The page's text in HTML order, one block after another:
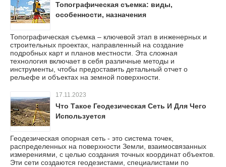
Топографическая съемка: виды,
особенности, назначения
Топографическая съемка – ключевой этап в инженерных и
строительных проектах, направленный на создание
подробных карт и планов местности. Эта сложная
технология включает в себя различные методы и
инструменты, чтобы предоставить детальный отчет о
рельефе и объектах на земной поверхности.
17.11.2023
Что Такое Геодезическая Сеть И Для Чего
Используется
Геодезическая опорная сеть - это система точек,
распределенных на поверхности Земли, взаимосвязанных
измерениями, с целью создания точных координат объектов.
Эти сети создаются геодезистами, специалистами по